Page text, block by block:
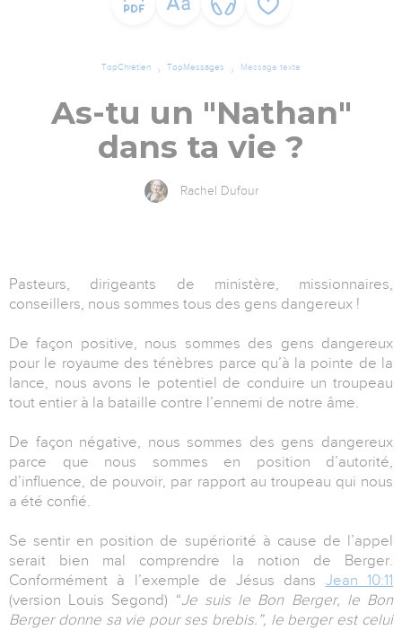
TopChrétien TopMessages Message texte
As-tu un "Nathan"
dans ta vie ?
Rachel Dufour
Pasteurs, dirigeants de ministère, missionnaires,
conseillers, nous sommes tous des gens dangereux !
De façon positive, nous sommes des gens dangereux
pour le royaume des ténèbres parce qu’à la pointe de la
lance, nous avons le potentiel de conduire un troupeau
tout entier à la bataille contre l’ennemi de notre âme.
De façon négative, nous sommes des gens dangereux
parce que nous sommes en position d’autorité,
d’influence, de pouvoir, par rapport au troupeau qui nous
a été confié.
Se sentir en position de supériorité à cause de l’appel
serait bien mal comprendre la notion de Berger.
Conformément à l’exemple de Jésus dans Jean 10:11
(version Louis Segond) “Je suis le Bon Berger, le Bon
Berger donne sa vie pour ses brebis.”, le berger est celui